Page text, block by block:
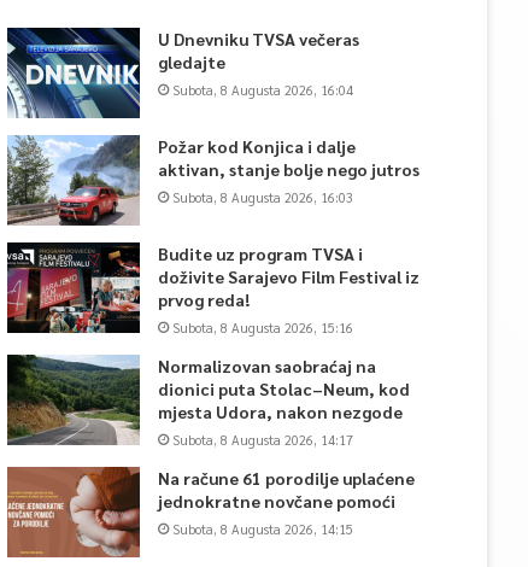
U Dnevniku TVSA večeras
gledajte
Subota, 8 Augusta 2026, 16:04
Požar kod Konjica i dalje
aktivan, stanje bolje nego jutros
Subota, 8 Augusta 2026, 16:03
Budite uz program TVSA i
doživite Sarajevo Film Festival iz
prvog reda!
Subota, 8 Augusta 2026, 15:16
Normalizovan saobraćaj na
dionici puta Stolac–Neum, kod
mjesta Udora, nakon nezgode
Subota, 8 Augusta 2026, 14:17
Na račune 61 porodilje uplaćene
jednokratne novčane pomoći
Subota, 8 Augusta 2026, 14:15